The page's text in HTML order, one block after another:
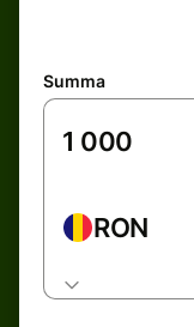
Summa
RON